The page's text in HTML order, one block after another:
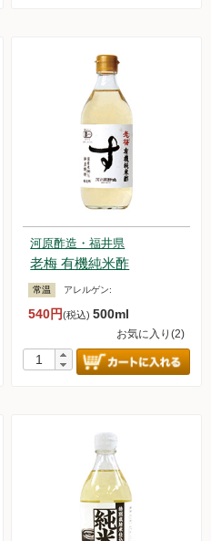
河原酢造・福井県
老梅 有機純米酢
常温 アレルゲン:
540円(税込)500ml
お気に入り(2)